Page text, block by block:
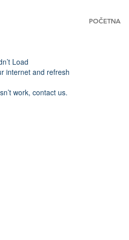
POČETNA
Load
internet and refresh
work, contact us.